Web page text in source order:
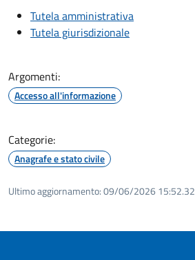
Tutela amministrativa
Tutela giurisdizionale
Argomenti:
Accesso all'informazione
Categorie:
Anagrafe e stato civile
Ultimo aggiornamento:09/06/2026 15:52.32